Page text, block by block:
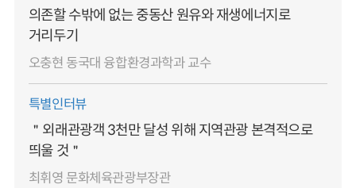
의존할 수밖에 없는 중동산 원유와 재생에너지로
거리두기
오충현 동국대 융합환경과학과 교수
특별인터뷰
＂외래관광객 3천만 달성 위해 지역관광 본격적으로
띄울 것＂
최휘영 문화체육관광부장관